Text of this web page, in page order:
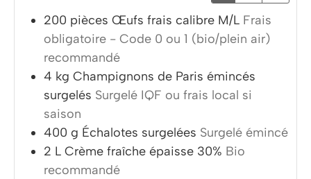
200 pièces Œufs frais calibre M/L Frais
obligatoire - Code 0 ou 1 (bio/plein air)
recommandé
4 kg Champignons de Paris émincés
surgelés Surgelé IQF ou frais local si
saison
400 g Échalotes surgelées Surgelé émincé
2 L Crème fraîche épaisse 30% Bio
recommandé